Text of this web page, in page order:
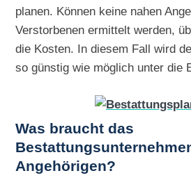
planen. Können keine nahen
Verstorbenen ermittelt werden,
die Kosten. In diesem Fall wird
so günstig wie möglich unter die
Was braucht das
Angehörigen?